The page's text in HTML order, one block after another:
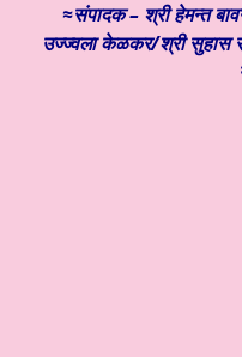
≈संपादक – श्री हेमन्त
उज्ज्वला केळकर/श्री सुहास